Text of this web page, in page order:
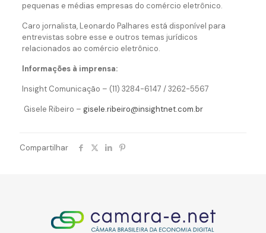
pequenas e médias empresas do comércio eletrônico.
Caro jornalista, Leonardo Palhares está disponível para
entrevistas sobre esse e outros temas jurídicos
relacionados ao comércio eletrônico.
Informações à imprensa:
Insight Comunicação – (11) 3284-6147 / 3262-5567
Gisele Ribeiro – gisele.ribeiro@insightnet.com.br
Compartilhar